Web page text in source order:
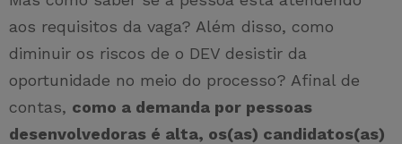
aos requisitos da vaga? Além disso, como
diminuir os riscos de o DEV desistir da
oportunidade no meio do processo? Afinal de
contas, como a demanda por pessoas
desenvolvedoras é alta, os(as) candidatos(as)